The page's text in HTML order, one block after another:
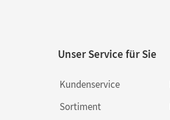
Unser Service für Sie
Kundenservice
Sortiment